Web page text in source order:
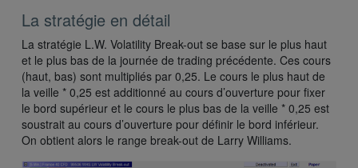
La stratégie en détail
La stratégie L.W. Volatility Break-out se base sur le plus haut
et le plus bas de la journée de trading précédente. Ces cours
(haut, bas) sont multipliés par 0,25. Le cours le plus haut de
la veille * 0,25 est additionné au cours d’ouverture pour fixer
le bord supérieur et le cours le plus bas de la veille * 0,25 est
soustrait au cours d’ouverture pour définir le bord inférieur.
On obtient alors le range break-out de Larry Williams.